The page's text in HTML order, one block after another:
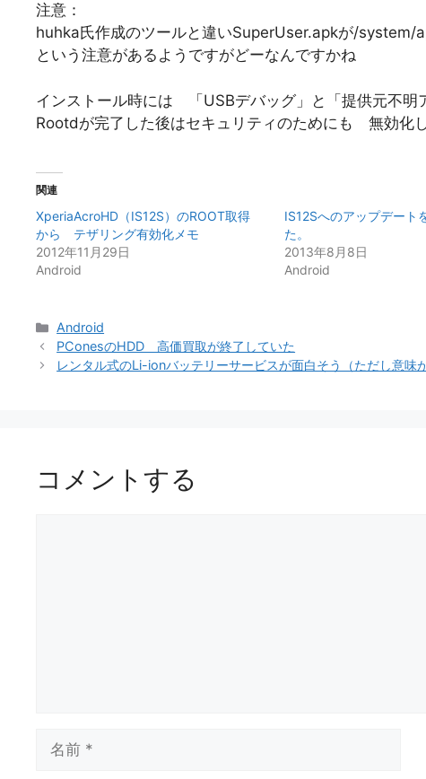
注意：
huhka氏作成のツールと違いSuperUser.apkが/system/
という注意があるようですがどーなんですかね
インストール時には 「USBデバッグ」と「提供元不明
Rootdが完了した後はセキュリティのためにも 無効化
関連
XperiaAcroHD（IS12S）のROOT取得
から テザリング有効化メモ
2012年11月29日
Android
IS12Sへのアップデート
た。
2013年8月8日
Android
カ
テ
ゴ
Android
PConesのHDD 高価買取が終了していた
レンタル式のLi-ionバッテリーサービスが面白そう（ただし意味
コメントする